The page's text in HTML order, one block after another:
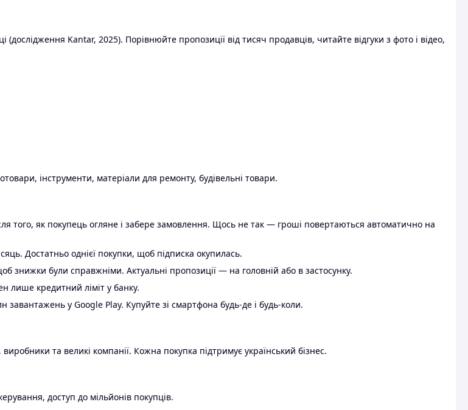
Kantar, 2025). Порівнюйте пропозиції від тисяч продавців, читайте відгуки з фото і відео,
інструменти, матеріали для ремонту, будівельні товари.
того, як покупець огляне і забере замовлення. Щось не так — гроші повертаються автоматично на
Достатньо однієї покупки, щоб підписка окупилась.
знижки були справжніми. Актуальні пропозиції — на головній або в застосунку.
лише кредитний ліміт у банку.
завантажень у Google Play. Купуйте зі смартфона будь-де і будь-коли.
та великі компанії. Кожна покупка підтримує український бізнес.
доступ до мільйонів покупців.